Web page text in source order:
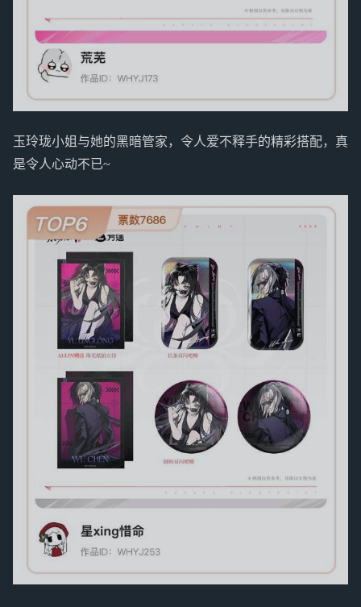
玉玲珑小姐与她的黑暗管家，令人爱不释手的精彩搭配，真
是令人心动不已~